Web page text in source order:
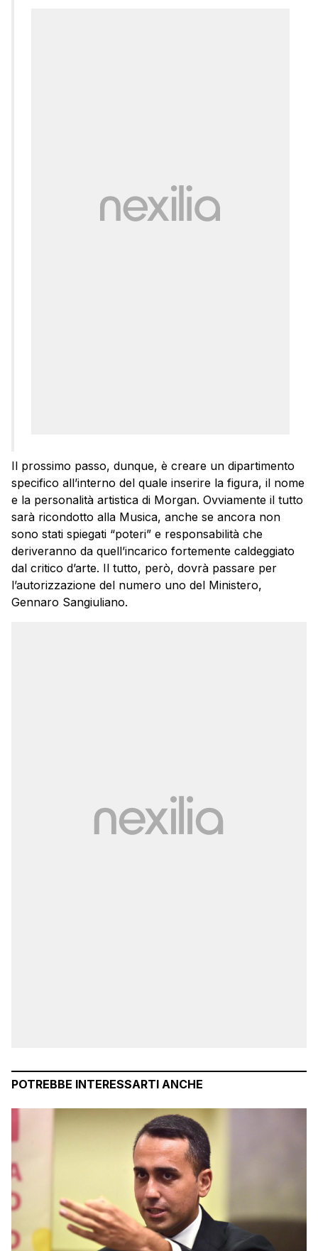
Il prossimo passo, dunque, è creare un dipartimento
specifico all’interno del quale inserire la figura, il nome
e la personalità artistica di Morgan. Ovviamente il tutto
sarà ricondotto alla Musica, anche se ancora non
sono stati spiegati “poteri” e responsabilità che
deriveranno da quell’incarico fortemente caldeggiato
dal critico d’arte. Il tutto, però, dovrà passare per
l’autorizzazione del numero uno del Ministero,
Gennaro Sangiuliano.
POTREBBE INTERESSARTI ANCHE